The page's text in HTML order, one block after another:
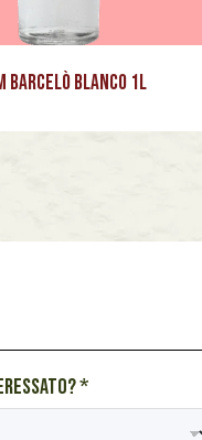
Barcelò Blanco 1L
*